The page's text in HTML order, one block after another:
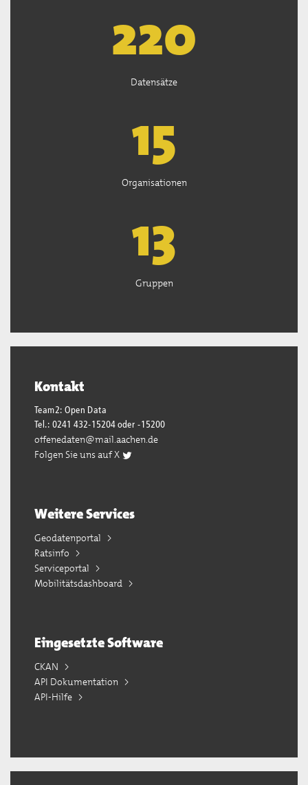
222
Datensätze
15
Organisationen
13
Gruppen
Kontakt
Team2: Open Data
Tel.: 0241 432-15204 oder -15200
offenedaten@mail.aachen.de
Folgen Sie uns auf X
Weitere Services
Geodatenportal
Ratsinfo
Serviceportal
Mobilitätsdashboard
Eingesetzte Software
CKAN
API Dokumentation
API-Hilfe